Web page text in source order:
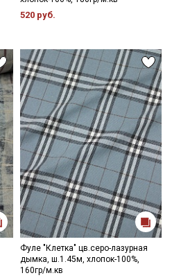
520 руб.
Фуле "Клетка" цв.серо-лазурная
дымка, ш.1.45м, хлопок-100%,
160гр/м.кв